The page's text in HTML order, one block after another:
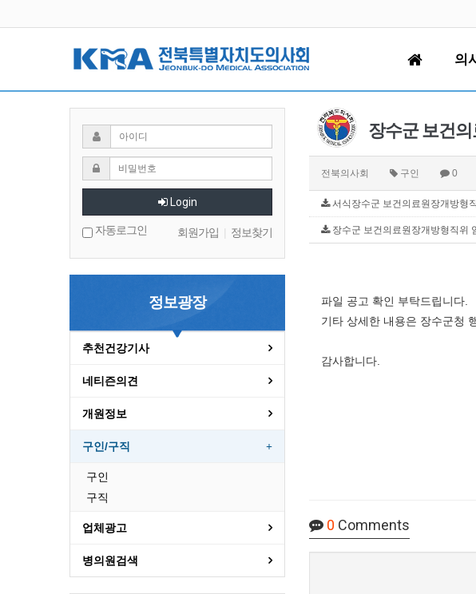
의
장수군 보건
전북의사회 구인 0
서식장수군 보건의료원장개방형
장수군 보건의료원장개방형직위
파일 공고 확인 부탁드립니다.
기타 상세한 내용은 장수군청
감사합니다.
0 Comments
Login
자동로그인 회원가입 정보찾기
정보광장
추천건강기사
네티즌의견
개원정보
구인/구직
구인
구직
업체광고
병의원검색